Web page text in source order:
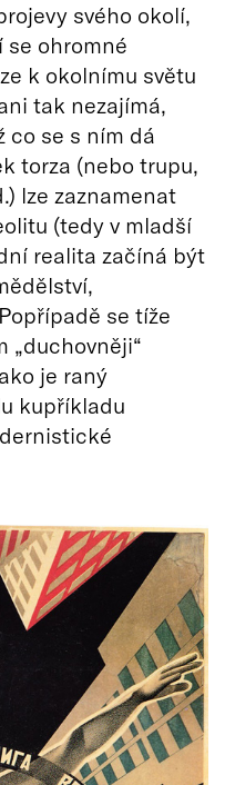
svého okolí,
se ohromné
k okolnímu světu
tak nezajímá,
co se s ním dá
torza (nebo trupu,
lze zaznamenat
(tedy v mladší
realita začíná být
se tíže
„duchovněji“
je raný
kupříkladu